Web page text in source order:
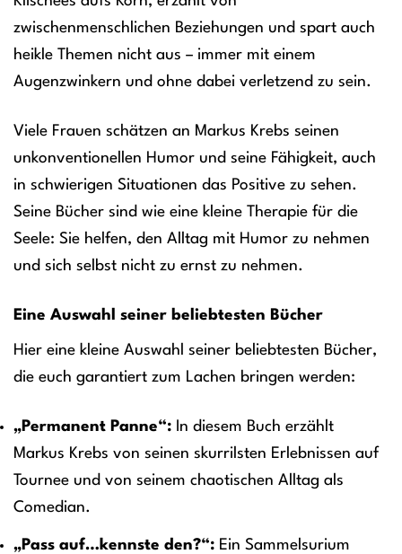
zwischenmenschlichen Beziehungen und spart auch
heikle Themen nicht aus – immer mit einem
Augenzwinkern und ohne dabei verletzend zu sein.
Viele Frauen schätzen an Markus Krebs seinen
unkonventionellen Humor und seine Fähigkeit, auch
in schwierigen Situationen das Positive zu sehen.
Seine Bücher sind wie eine kleine Therapie für die
Seele: Sie helfen, den Alltag mit Humor zu nehmen
und sich selbst nicht zu ernst zu nehmen.
Eine Auswahl seiner beliebtesten Bücher
Hier eine kleine Auswahl seiner beliebtesten Bücher,
die euch garantiert zum Lachen bringen werden:
„Permanent Panne“: In diesem Buch erzählt
Markus Krebs von seinen skurrilsten Erlebnissen auf
Tournee und von seinem chaotischen Alltag als
Comedian.
„Pass auf…kennste den?“: Ein Sammelsurium